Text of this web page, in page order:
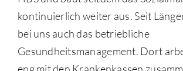
kontinuierlich weiter aus. Seit
bei uns auch das betriebliche
Gesundheitsmanagement. Dort